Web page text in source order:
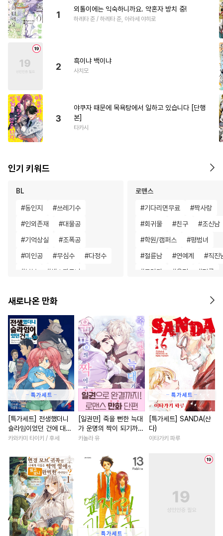
1
외톨이에는 익숙하니까요. 약혼자 방치 중!
하레타 준 / 하레타 준, 아라세 야히로
2
흑이냐 백이냐
사치모
3
야쿠자 때문에 목욕탕에서 일하고 있습니다 [단행
본]
타카시
인기 키워드
BL
#동인지 #쓰레기수
#인외존재 #대물공
#기억상실 #조폭공
#미인공 #무심수 #다정수
#부부 #섹스파트너
#동정공 #변태수
#동정수 #오메가버스
#군림수 #웹툰단행본
# 민감수 #짝사랑 #무심공
#후방주의 #미남수 #동거
#리맨물 #
오해/착각
#소심수 #헌신수 #계략공
#안경수 #잔망수 #능욕수
#드라마 #대형견공 #혐관
#배틀연애 #난폭공
#욕망수 #순정공
후회공
#벤츠공 #변태
연하공
#피폐물 # 서양풍 #친구
#능욕공 #능력수
로맨스
#기다리면무료 #짝사랑
#회귀물 #친구 #조신남
#학원/캠퍼스 #평범녀
#절륜남 #연예계 #직진
#드라마 #우정 #절륜
#배틀연애 #영혼바뀜
#
일상 #친구>연인
#첫사랑
재벌남
#애증관계
영상화
#육아물 #계약관계
#
현대물 # 계략남 #짝사
#
일상 #동거 #재회물
#
후회남
#
#다정
# 게임
오피스물 #상처녀
새로나온 만화
[특가세트] 전생했더니
슬라임이었던 건에 대하
여 (코믹스)
카와카미 타이키 / 후세
[일권만] 죽을 뻔한 늑대
가 운명의 짝이 되기까지
[단행본]
카놀라 유
[특가세트] SANDA(산
다)
이타가키 파루